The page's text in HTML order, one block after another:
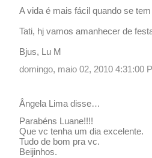
A vida é mais fácil quando se
Tati, hj vamos amanhecer de
Bjus, Lu M
domingo, maio 02, 2010 4:31:00
Ângela Lima disse…
Parabéns Luane!!!!
Que vc tenha um dia excelente.
Tudo de bom pra vc.
Beijinhos.